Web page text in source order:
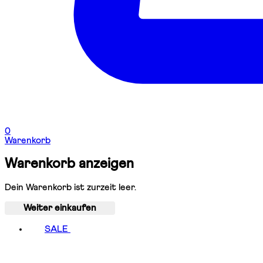
0
Warenkorb
Warenkorb anzeigen
Dein Warenkorb ist zurzeit leer.
Weiter einkaufen
SALE